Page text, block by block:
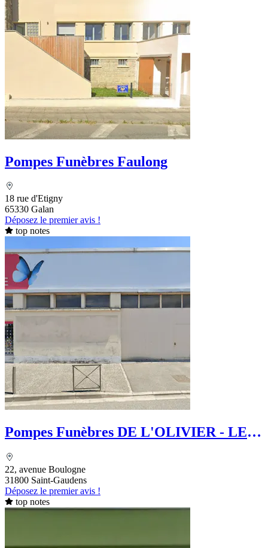
Pompes Funèbres Faulong
18 rue d'Etigny
65330 Galan
Déposez le premier avis !
top notes
Pompes Funèbres DE L'OLIVIER - LE
22, avenue Boulogne
31800 Saint-Gaudens
Déposez le premier avis !
top notes